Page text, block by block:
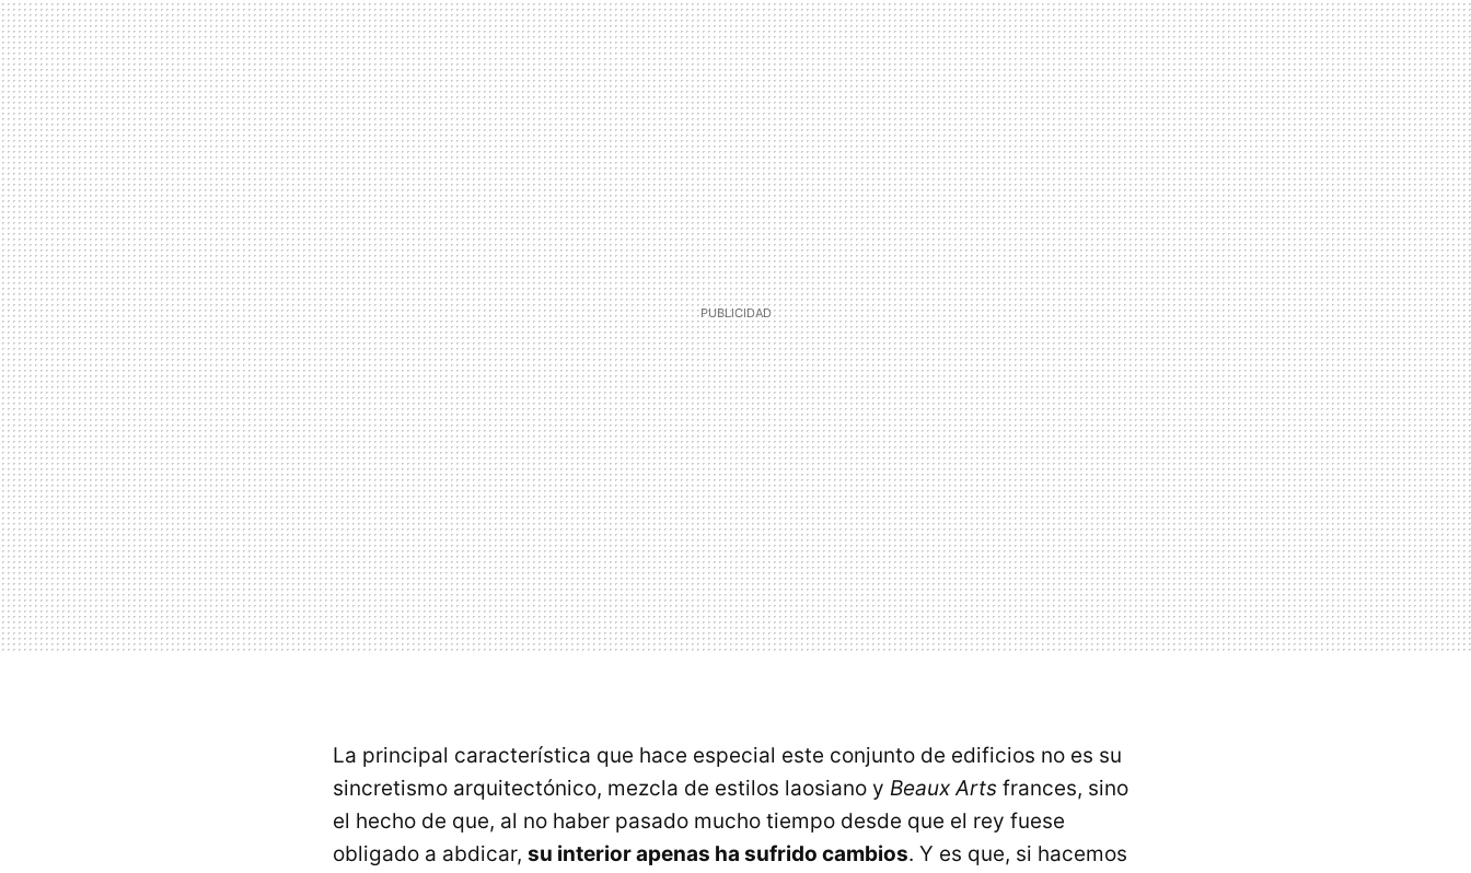
La principal característica que hace especial este conjunto de edificios no es su
sincretismo arquitectónico, mezcla de estilos laosiano y Beaux Arts frances, sino
el hecho de que, al no haber pasado mucho tiempo desde que el rey fuese
obligado a abdicar, su interior apenas ha sufrido cambios. Y es que, si hacemos